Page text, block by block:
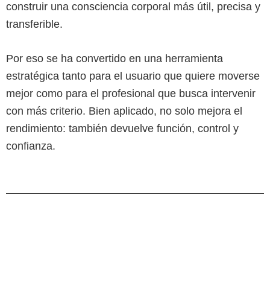
construir una consciencia corporal más útil, precisa y
transferible.
Por eso se ha convertido en una herramienta
estratégica tanto para el usuario que quiere moverse
mejor como para el profesional que busca intervenir
con más criterio. Bien aplicado, no solo mejora el
rendimiento: también devuelve función, control y
confianza.